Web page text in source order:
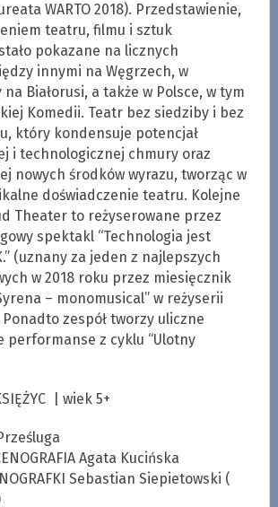
WARTO 2018). Przedstawienie,
teatru, filmu i sztuk
pokazane na licznych
innymi na Węgrzech, w
na Białorusi, a także w Polsce, w tym
Komedii. Teatr bez siedziby i bez
który kondensuje potencjał
i technologicznej chmury oraz
nowych środków wyrazu, tworząc w
doświadczenie teatru. Kolejne
Theater to reżyserowane przez
spektakl “Technologia jest
(uznany za jeden z najlepszych
w 2018 roku przez miesięcznik
– monomusical” w reżyserii
zespół tworzy uliczne
performanse z cyklu “Ulotny
| wiek 5+
Agata Kucińska
Sebastian Siepietowski (